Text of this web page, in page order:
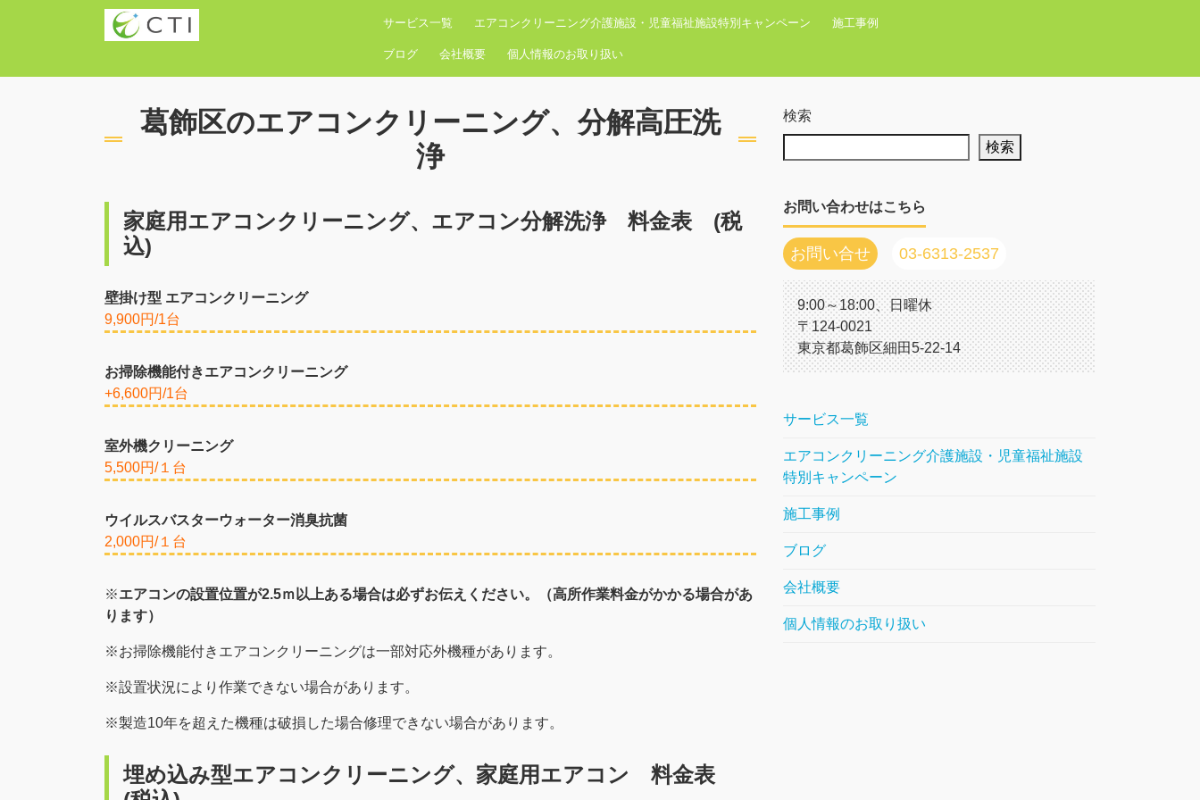
サービス一覧 エアコンクリーニング介護施設・児童福祉施設特別キャンペーン 施工事例
ブログ 会社概要 個人情報のお取り扱い
葛飾区のエアコンクリーニング、分解高圧洗
浄
家庭用エアコンクリーニング、エアコン分解洗浄 料金表 (税
込)
壁掛け型 エアコンクリーニング
9,900円/1台
お掃除機能付きエアコンクリーニング
+6,600円/1台
室外機クリーニング
5,500円/１台
ウイルスバスターウォーター消臭抗菌
2,000円/１台
※エアコンの設置位置が2.5ｍ以上ある場合は必ずお伝えください。（高所作業料金がかかる場合があ
ります）
※お掃除機能付きエアコンクリーニングは一部対応外機種があります。
※設置状況により作業できない場合があります。
※製造10年を超えた機種は破損した場合修理できない場合があります。
埋め込み型エアコンクリーニング、家庭用エアコン 料金表
検索
検索
お問い合わせはこちら
お問い合せ 03-6313-2537
9:00～18:00、日曜休
〒124-0021
東京都葛飾区細田5-22-14
サービス一覧
エアコンクリーニング介護施設・児童福祉施設
特別キャンペーン
施工事例
ブログ
会社概要
個人情報のお取り扱い